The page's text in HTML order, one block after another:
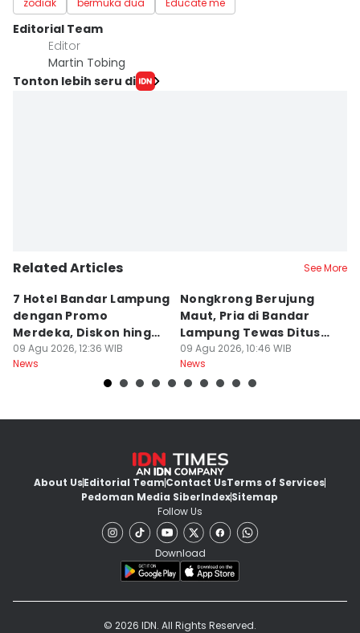
zodiak bermuka dua Educate me
Editorial Team
Editor
Martin Tobing
Tonton lebih seru di
Related Articles See More
7 Hotel Bandar Lampung
dengan Promo
Merdeka, Diskon hingga
50 Persen
09 Agu 2026, 12:36 WIB
News
Nongkrong Berujung
Maut, Pria di Bandar
Lampung Tewas Ditusuk
Teman
09 Agu 2026, 10:46 WIB
News
About UsEditorial TeamContact UsTerms of Services
Pedoman Media SiberIndexSitemap
Follow Us
Download
© 2026 IDN. All Rights Reserved.